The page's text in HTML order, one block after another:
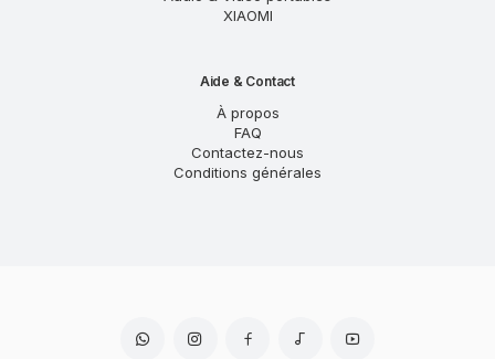
XIAOMI
Aide & Contact
À propos
FAQ
Contactez-nous
Conditions générales